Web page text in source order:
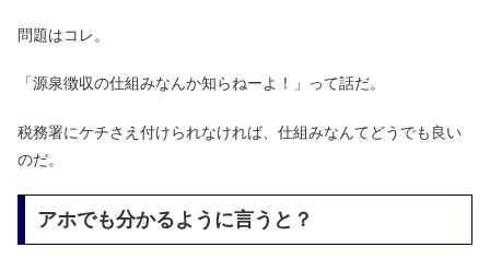
問題はコレ。
「源泉徴収の仕組みなんか知らねーよ！」って話だ。
税務署にケチさえ付けられなければ、仕組みなんてどうでも良い
のだ。
アホでも分かるように言うと？